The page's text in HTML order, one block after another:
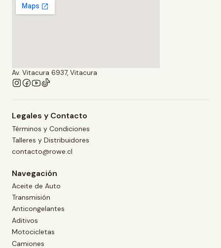
Av. Vitacura 6937, Vitacura
Legales y Contacto
Términos y Condiciones
Talleres y Distribuidores
contacto@rowe.cl
Navegación
Aceite de Auto
Transmisión
Anticongelantes
Aditivos
Motocicletas
Camiones